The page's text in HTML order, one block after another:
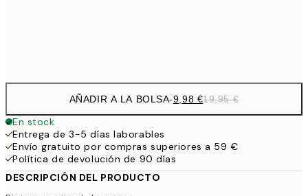
AÑADIR A LA BOLSA-9,98 €19,95 €
En stock
Entrega de 3-5 días laborables
Envío gratuito por compras superiores a 59 €
Política de devolución de 90 días
DESCRIPCIÓN DEL PRODUCTO